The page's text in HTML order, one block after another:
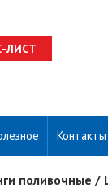
ЛИСТ
Контакты
поливочные /